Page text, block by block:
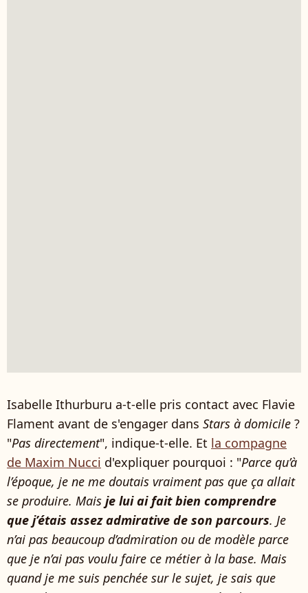
Isabelle Ithurburu a-t-elle pris contact avec Flavie
Flament avant de s'engager dans Stars à domicile ?
"Pas directement", indique-t-elle. Et la compagne
de Maxim Nucci d'expliquer pourquoi : "Parce qu’à
l’époque, je ne me doutais vraiment pas que ça allait
se produire. Mais je lui ai fait bien comprendre
que j’étais assez admirative de son parcours. Je
n’ai pas beaucoup d’admiration ou de modèle parce
que je n’ai pas voulu faire ce métier à la base. Mais
quand je me suis penchée sur le sujet, je sais que